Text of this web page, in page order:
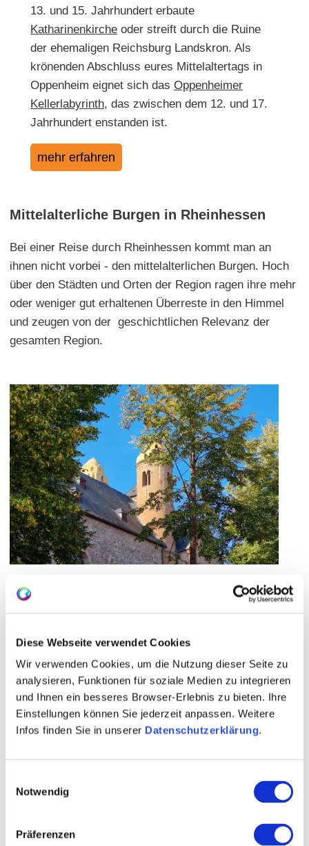
Diese Webseite verwendet Cookies
Wir verwenden Cookies, um die Nutzung dieser Seite zu
analysieren, Funktionen für soziale Medien zu integrieren
und Ihnen ein besseres Browser-Erlebnis zu bieten. Ihre
Einstellungen können Sie jederzeit anpassen. Weitere
Infos finden Sie in unserer Datenschutzerklärung.
Notwendig
Präferenzen
13. und 15. Jahrhundert erbaute
Katharinenkirche oder streift durch die Ruine
der ehemaligen Reichsburg Landskron. Als
krönenden Abschluss eures Mittelaltertags in
Oppenheim eignet sich das Oppenheimer
Kellerlabyrinth, das zwischen dem 12. und 17.
Jahrhundert enstanden ist.
mehr erfahren
Mittelalterliche Burgen in Rheinhessen
Bei einer Reise durch Rheinhessen kommt man an
ihnen nicht vorbei - den mittelalterlichen Burgen. Hoch
über den Städten und Orten der Region ragen ihre mehr
oder weniger gut erhaltenen Überreste in den Himmel
und zeugen von der geschichtlichen Relevanz der
gesamten Region.
Mittelalterliche Heidenturmkirchen
Heidenturmkirchen sind eine echte Seltenheit in
Kirchen sind, wie der Name schon sagt, deren
Türme, die etwas Orientalisches an sich haben.
Von außen betrachtet sind die Kirchen definitiv
ein Hingucker, jedoch lohnt sich auch ein
Besuch ins Innere. Die aufwendigen
Verzierungen und Dekorationen sind genauso
Giebel haben, konnte bis heute nicht geklärt
Zeit des Ersten Kreuzzugs (1096-1099)